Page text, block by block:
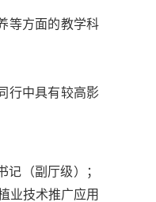
等方面的教学科
行中具有较高影
（副厅级）；
业技术推广应用